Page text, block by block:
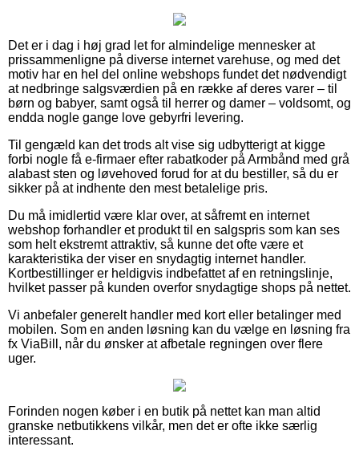
Det er i dag i høj grad let for almindelige mennesker at
prissammenligne på diverse internet varehuse, og med det
motiv har en hel del online webshops fundet det nødvendigt
at nedbringe salgsværdien på en række af deres varer – til
børn og babyer, samt også til herrer og damer – voldsomt, og
endda nogle gange love gebyrfri levering.
Til gengæld kan det trods alt vise sig udbytterigt at kigge
forbi nogle få e-firmaer efter rabatkoder på Armbånd med grå
alabast sten og løvehoved forud for at du bestiller, så du er
sikker på at indhente den mest betalelige pris.
Du må imidlertid være klar over, at såfremt en internet
webshop forhandler et produkt til en salgspris som kan ses
som helt ekstremt attraktiv, så kunne det ofte være et
karakteristika der viser en snydagtig internet handler.
Kortbestillinger er heldigvis indbefattet af en retningslinje,
hvilket passer på kunden overfor snydagtige shops på nettet.
Vi anbefaler generelt handler med kort eller betalinger med
mobilen. Som en anden løsning kan du vælge en løsning fra
fx ViaBill, når du ønsker at afbetale regningen over flere
uger.
Forinden nogen køber i en butik på nettet kan man altid
granske netbutikkens vilkår, men det er ofte ikke særlig
interessant.